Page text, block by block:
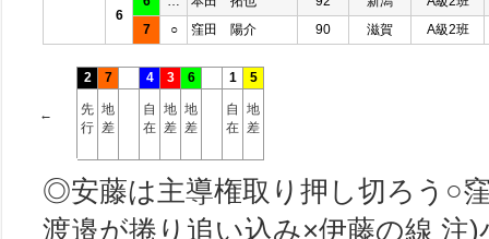
6
7
○ 窪田 陽介 90 滋賀 A級2班
←
2
先
行
7
地
差
4
自
在
3
地
差
6
地
差
1
自
在
5
地
差
◎安藤は主導権取り押し切ろう○
渡邉が捲り追い込み×伊藤の線 注